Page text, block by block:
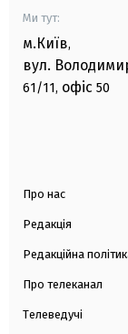
Ми тут:
м.Київ,
вул.
61/11, офіс 50
Про нас
Редакція
Редакційна
Про телеканал
Телеведучі